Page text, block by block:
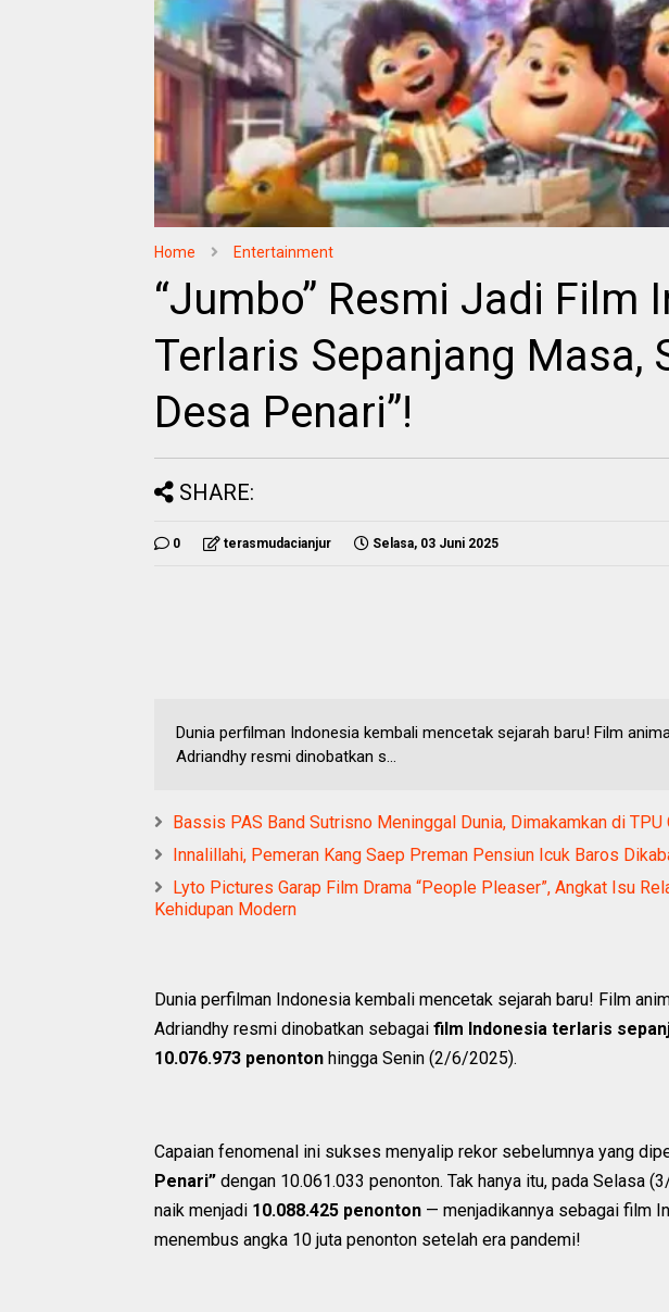
Home Entertainment
“Jumbo” Resmi Jadi Film
Terlaris Sepanjang Masa,
Desa Penari”!
SHARE:
0 terasmudacianjur Selasa, 03 Juni 2025
Dunia perfilman Indonesia kembali mencetak sejarah baru! Film
Adriandhy resmi dinobatkan s...
Bassis PAS Band Sutrisno Meninggal Dunia, Dimakamkan di
Innalillahi, Pemeran Kang Saep Preman Pensiun Icuk Baros
Lyto Pictures Garap Film Drama “People Pleaser”, Angkat Isu
Kehidupan Modern
Dunia perfilman Indonesia kembali mencetak sejarah baru! Film
Adriandhy resmi dinobatkan sebagai film Indonesia terlaris
10.076.973 penonton hingga Senin (2/6/2025).
Capaian fenomenal ini sukses menyalip rekor sebelumnya yang
Penari” dengan 10.061.033 penonton. Tak hanya itu, pada Selasa
naik menjadi 10.088.425 penonton — menjadikannya sebagai film
menembus angka 10 juta penonton setelah era pandemi!